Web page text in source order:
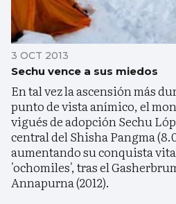
3 OCT 2013
Sechu vence a sus miedos
En tal vez la ascensión más
punto de vista anímico, el
vigués de adopción Sechu
central del Shisha Pangma
aumentando su conquista
'ochomiles', tras el
Annapurna (2012).